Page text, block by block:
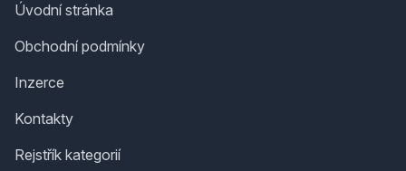
Úvodní stránka
Obchodní podmínky
Inzerce
Kontakty
Rejstřík kategorií